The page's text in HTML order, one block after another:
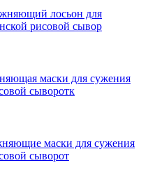
лосьон для
рисовой сывор
маски для сужения
сыворотк
маски для сужения
сыворот